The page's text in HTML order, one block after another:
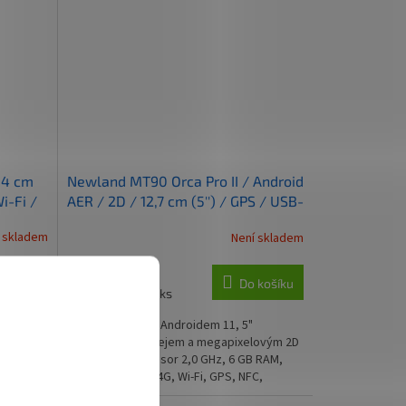
cm
Fi /
Newland MT90 Orca Pro II / Android
AER / 2D / 12,7 cm (5'') / GPS / USB-
Není skladem
/ ks
Do košíku
Mobilní počítač s Androidem 11, 5"
dotykovým displejem a megapixelovým 2D
skenerem. Procesor 2,0 GHz, 6 GB RAM,
128 GB úložiště, 4G, Wi-Fi, GPS, NFC,